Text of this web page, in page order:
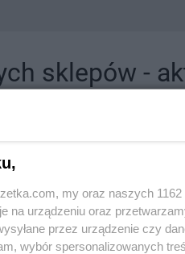
sklepów -
tutaj sklepy należące do lokalnych
my oraz naszych
na urządzeniu oraz
przez urządzenie czy
wybór spersonalizowanych